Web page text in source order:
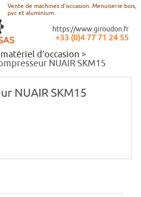
Vente de machines d'occasion. Menuiserie bois,
pvc et aluminium.
https://www.giroudon.fr
+33 (0)4 77 71 24 55
d’occasion >
NUAIR SKM15
NUAIR SKM15